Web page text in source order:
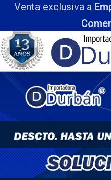
exclusiva a